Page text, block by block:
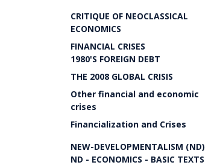
CRITIQUE OF NEOCLASSICAL
ECONOMICS
FINANCIAL CRISES
1980'S FOREIGN DEBT
THE 2008 GLOBAL CRISIS
Other financial and economic
crises
Financialization and Crises
NEW-DEVELOPMENTALISM (ND)
ND - ECONOMICS - BASIC TEXTS